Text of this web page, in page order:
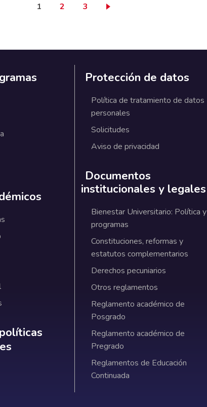
Página actual
1 Page
2 Page
3
políticas institucionales
Protección de datos
Política de tratamiento de datos
personales
Solicitudes
Aviso de privacidad
Documentos
institucionales y legales
Bienestar Universitario: Política y
programas
Constituciones, reformas y
estatutos complementarios
Derechos pecuniarios
Otros reglamentos
Reglamento académico de
Posgrado
Reglamento académico de
Pregrado
Reglamentos de Educación
Continuada